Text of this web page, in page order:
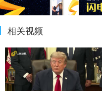
相关视频